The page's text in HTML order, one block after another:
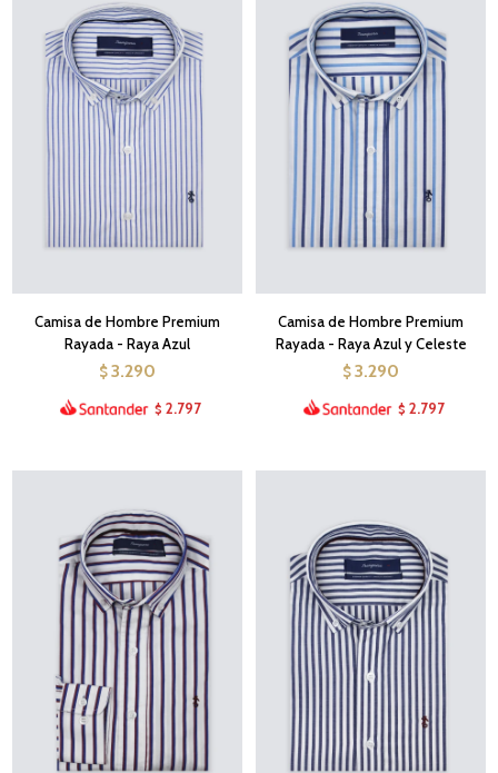
Camisa de Hombre Premium
Rayada - Raya Azul
$ 3.290
$ 2.797
Camisa de Hombre Premium
Rayada - Raya Azul y Celeste
$ 3.290
$ 2.797